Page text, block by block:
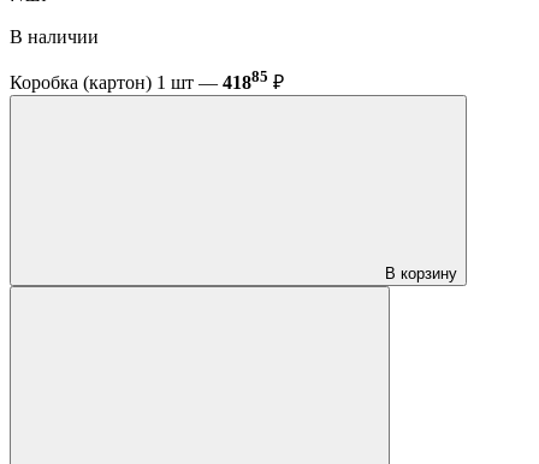
В наличии
Коробка (картон) 1 шт — 41885 ₽
В корзину